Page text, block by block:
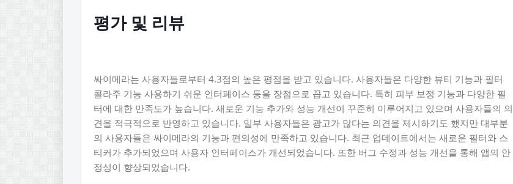
평가 및 리뷰
싸이메라는 사용자들로부터 4.3점의 높은 평점을 받고 있습니다. 사용자들은 다양한 뷰티 기능과 필터
콜라주 기능 사용하기 쉬운 인터페이스 등을 장점으로 꼽고 있습니다. 특히 피부 보정 기능과 다양한 필
터에 대한 만족도가 높습니다. 새로운 기능 추가와 성능 개선이 꾸준히 이루어지고 있으며 사용자들의 의
견을 적극적으로 반영하고 있습니다. 일부 사용자들은 광고가 많다는 의견을 제시하기도 했지만 대부분
의 사용자들은 싸이메라의 기능과 편의성에 만족하고 있습니다. 최근 업데이트에서는 새로운 필터와 스
티커가 추가되었으며 사용자 인터페이스가 개선되었습니다. 또한 버그 수정과 성능 개선을 통해 앱의 안
정성이 향상되었습니다.